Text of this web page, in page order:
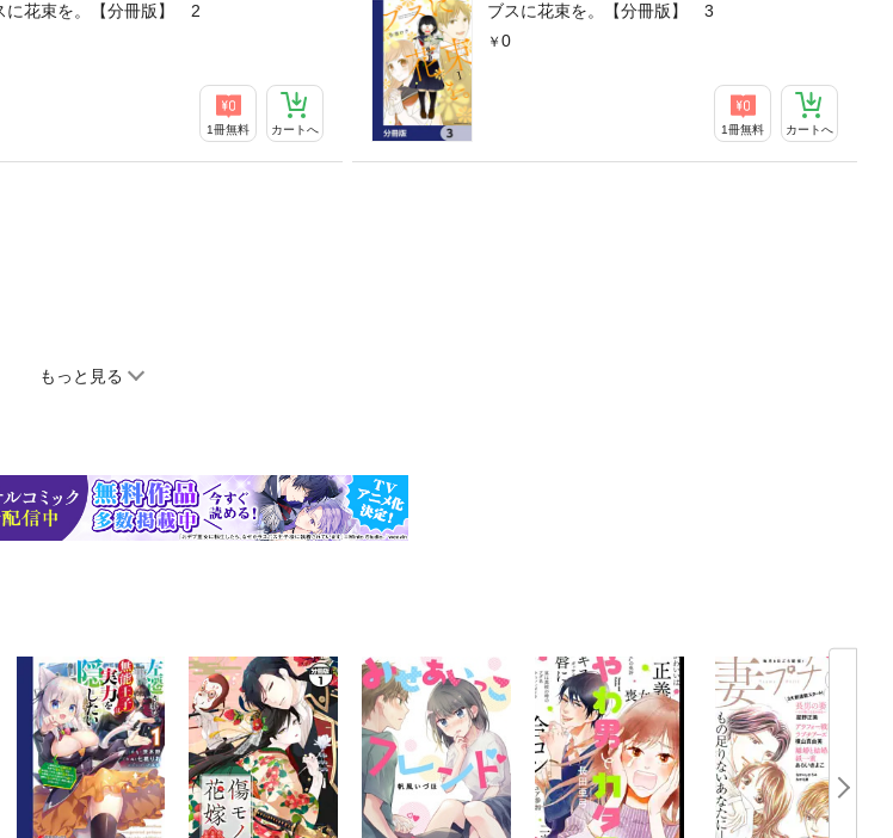
に花束を。【分冊版】 2
1冊無料 カートへ
ブスに花束を。【分冊版】 3
0
1冊無料 カートへ
もっと見る